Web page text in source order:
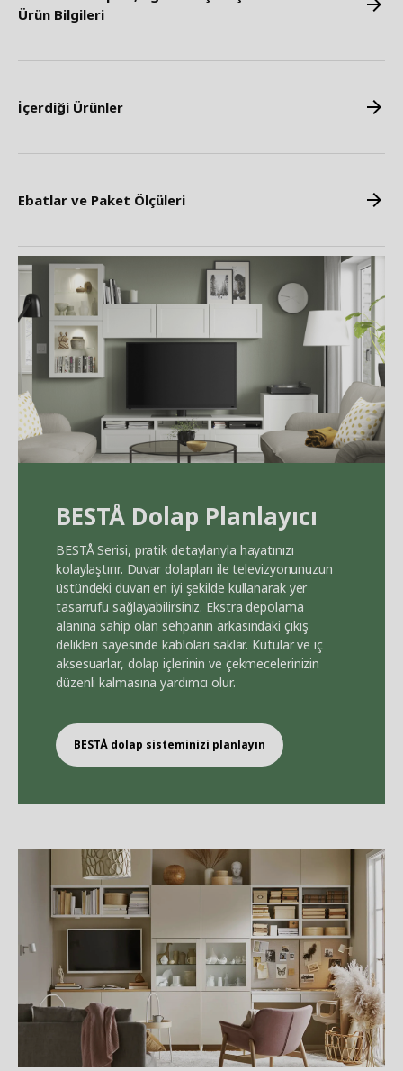
Ürün Bilgileri
İçerdiği Ürünler
Ebatlar ve Paket Ölçüleri
BESTÅ Dolap Planlayıcı
BESTÅSerisi, pratik detaylarıyla hayatınızı
kolaylaştırır. Duvar dolapları ile televizyonunuzun
üstündeki duvarı en iyi şekilde kullanarak yer
tasarrufu sağlayabilirsiniz. Ekstra depolama
alanına sahip olan sehpanın arkasındaki çıkış
delikleri sayesinde kabloları saklar. Kutular ve iç
aksesuarlar, dolap içlerinin ve çekmecelerinizin
düzenli kalmasına yardımcı olur.
BESTÅ dolap sisteminizi planlayın